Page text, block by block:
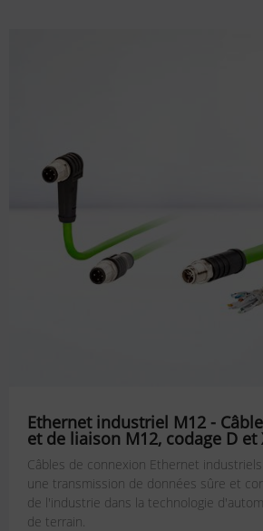
Ethernet industriel M12 -
et de liaison M12, codage D et
Câbles de connexion Ethernet
une transmission de données sûre et
de l'industrie dans la technologie
de terrain.